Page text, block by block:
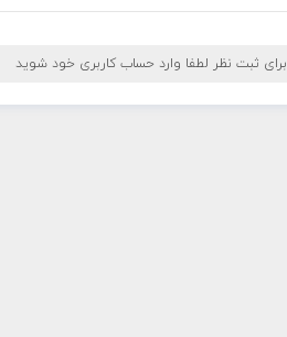
برای ثبت نظر لطفا وارد حساب کاربری خود شوید